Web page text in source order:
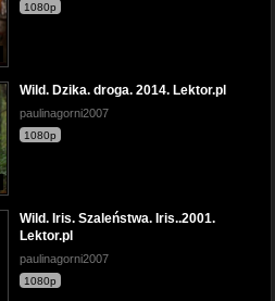
1080p
Wild. Dzika. droga. 2014. Lektor.pl
paulinagorni2007
1080p
Wild. Iris. Szaleństwa. Iris..2001.
Lektor.pl
paulinagorni2007
1080p